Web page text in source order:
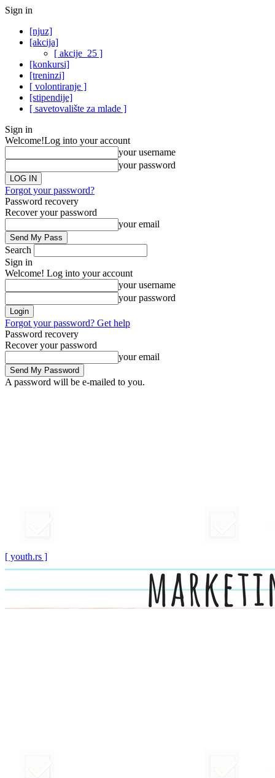
Sign in
[njuz]
[akcija]
[ akcije_25 ]
[konkursi]
[treninzi]
[ volontiranje ]
[stipendije]
[ savetovalište za mlade ]
Sign in
Welcome!Log into your account
your username
your password
Forgot your password?
Password recovery
Recover your password
your email
Search
Sign in
Welcome! Log into your account
your username
your password
Forgot your password? Get help
Password recovery
Recover your password
your email
A password will be e-mailed to you.
[ youth.rs ]